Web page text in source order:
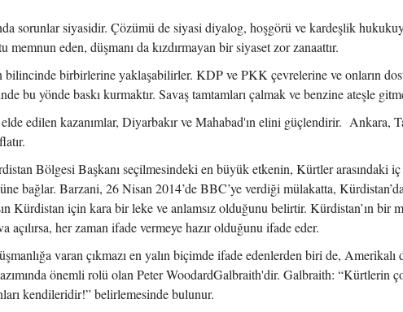
sorunlar siyasidir. Çözümü de siyasi diyalog, hoşgörü ve kardeşlik
memnun eden, düşmanı da kızdırmayan bir siyaset zor zanaattır.
birbirlerine yaklaşabilirler. KDP ve PKK çevrelerine ve onların
bu yönde baskı kurmaktır. Savaş tamtamları çalmak ve benzine ateşle
edilen kazanımlar, Diyarbakır ve Mahabad'ın elini güçlendirir. Ankara,
Bölgesi Başkanı seçilmesindeki en büyük etkenin, Kürtler arasındaki iç
bağlar. Barzani, 26 Nisan 2014’de BBC’ye verdiği mülakatta,
Kürdistan için kara bir leke ve anlamsız olduğunu belirtir. Kürdistan’ın bir
açılırsa, her zaman ifade vermeye hazır olduğunu ifade eder.
varan çıkmazı en yalın biçimde ifade edenlerden biri de, Amerikalı
önemli rolü olan Peter WoodardGalbraith'dir. Galbraith: “Kürtlerin
kendileridir!” belirlemesinde bulunur.